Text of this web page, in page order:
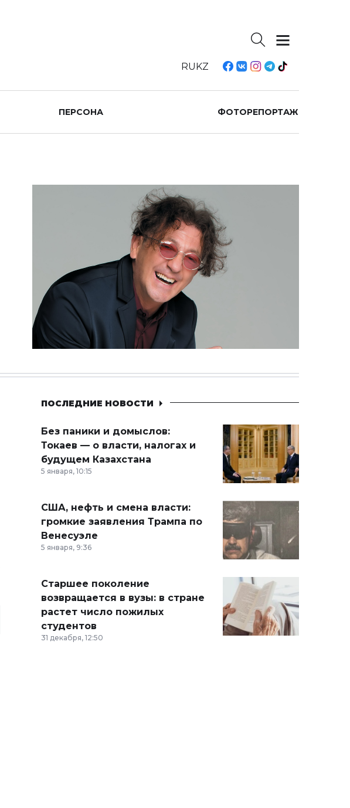
RUKZ
ПЕРСОНА ФОТОРЕПОРТАЖ
ПОСЛЕДНИЕ НОВОСТИ
Без паники и домыслов:
Токаев — о власти, налогах и
будущем Казахстана
5 января, 10:15
США, нефть и смена власти:
громкие заявления Трампа по
Венесуэле
5 января, 9:36
Старшее поколение
возвращается в вузы: в стране
растет число пожилых
студентов
31 декабря, 12:50